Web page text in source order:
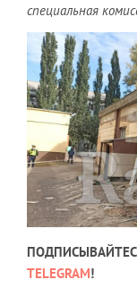
специальная
TELEGRAM!